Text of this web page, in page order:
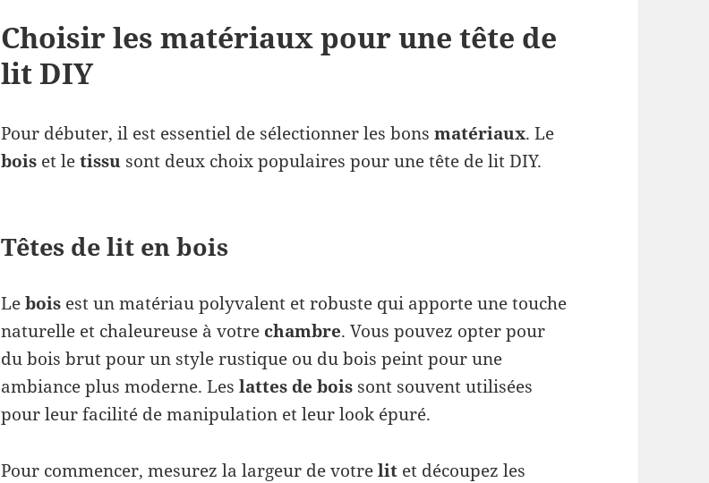
Choisir les matériaux pour une tête de
lit DIY
Pour débuter, il est essentiel de sélectionner les bonsmatériaux. Le
bois et letissu sont deux choix populaires pour une tête de lit DIY.
Têtes de lit en bois
Lebois est un matériau polyvalent et robuste qui apporte une touche
naturelle et chaleureuse à votre chambre. Vous pouvez opter pour
du bois brut pour un style rustique ou du bois peint pour une
ambiance plus moderne. Leslattes de bois sont souvent utilisées
pour leur facilité de manipulation et leur look épuré.
Pour commencer, mesurez la largeur de votrelit et découpez les